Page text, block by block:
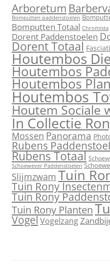
Arboretum
Bomputten paddenstoelen
Bomputten Totaal Chromista
Dorent Paddenstoelen
Dorent Totaal
Houtembos
Houtembos
Houtembos
Houtembos
Houtem Sociale
In Collectie
Mossen Panorama
Rubens
Rubens Totaal
Schoewever Paddenstoelen
Slijmzwam Tuin
Tuin Rony
Tuin Rony
Tuin Rony Planten
VogelVogelzang